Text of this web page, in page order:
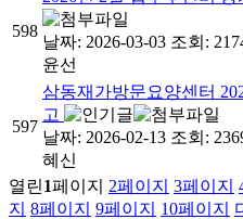
598
날짜: 2026-03-03 조회:
윤선
597
삼동재가방문요양센터
고
날짜: 2026-02-13 조회:
혜신
열린1페이지 2페이지 3페이지
지 8페이지 9페이지 10페이지